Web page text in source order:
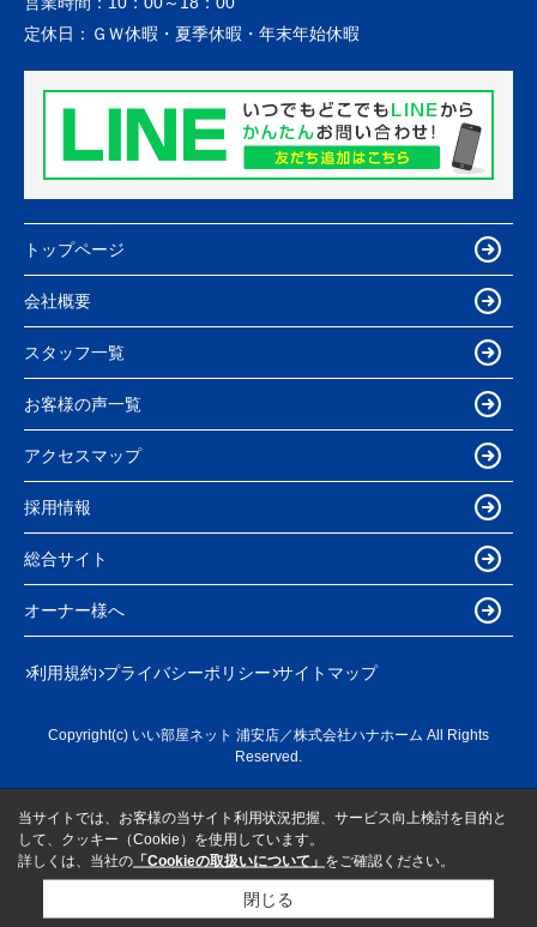
定休日： ＧＷ休暇・夏季休暇・年末年始休暇
トップページ
会社概要
スタッフ一覧
お客様の声一覧
アクセスマップ
採用情報
総合サイト
オーナー様へ
利用規約 プライバシーポリシー サイトマップ
Copyright(c) いい部屋ネット 浦安店／株式会社ハナホーム All Rights
Reserved.
当サイトでは、お客様の当サイト利用状況把握、サービス向上検討を目的と
して、クッキー（Cookie）を使用しています。
詳しくは、当社の 「Cookieの取扱いについて」 をご確認ください。
閉じる